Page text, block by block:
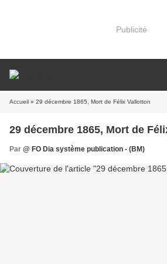
Publicité
Accueil » 29 décembre 1865, Mort de Félix Vallotton
29 décembre 1865,
Par @ FO Dia système publication - (BM)